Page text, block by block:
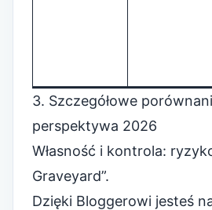
3. Szczegółowe
perspektywa 2026
Własność i kontrola:
Graveyard”.
Dzięki Bloggerowi jesteś